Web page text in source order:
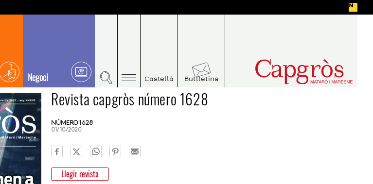
Negoci Castellà Butlletins
Revista capgròs número 1628
NÚMERO 1628
01/10/2020
Llegir revista